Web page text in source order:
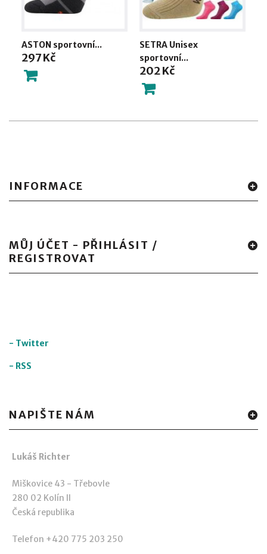
ASTON sportovní...
297 Kč
SETRA Unisex
sportovní...
202 Kč
INFORMACE
MŮJ ÚČET - PŘIHLÁSIT /
REGISTROVAT
- Twitter
- RSS
NAPIŠTE NÁM
Lukáš Richter
Miškovice 43 - Třebovle
280 02 Kolín II
Česká republika
Telefon +420 775 203 250